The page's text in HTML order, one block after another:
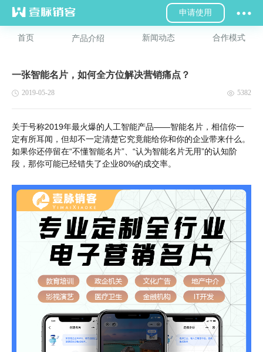
申请使用
首页 产品介绍 新闻动态 合作模式
一张智能名片，如何全方位解决营销痛点？
2019-05-28 5382
关于号称2019年最火爆的人工智能产品——智能名片，相信你一
定有所耳闻，但却不一定清楚它究竟能给你和你的企业带来什么。
如果你还停留在“不懂智能名片”、“认为智能名片无用”的认知阶
段，那你可能已经错失了企业80%的成交率。